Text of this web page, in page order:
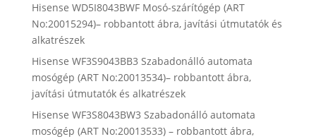
Hisense WD5I8043BWF Mosó-szárítógép (ART
No:20015294)– robbantott ábra, javítási útmutatók és
alkatrészek
Hisense WF3S9043BB3 Szabadonálló automata
mosógép (ART No:20013534)– robbantott ábra,
javítási útmutatók és alkatrészek
Hisense WF3S8043BW3 Szabadonálló automata
mosógép (ART No:20013533) – robbantott ábra,